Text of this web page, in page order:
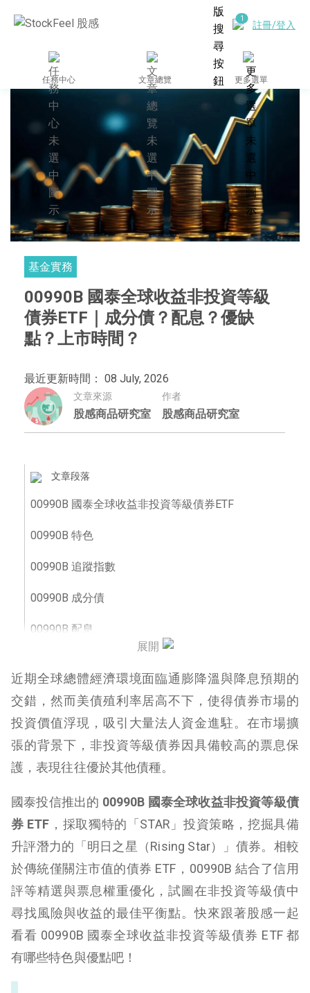
註冊/登入
任務中心 文章總覽 更多選單
基金實務
00990B 國泰全球收益非投資等級
債券ETF｜成分債？配息？優缺
點？上市時間？
最近更新時間： 08 July, 2026
文章來源
股感商品研究室
作者
股感商品研究室
文章段落
00990B 國泰全球收益非投資等級債券ETF
00990B 特色
00990B 追蹤指數
00990B 成分債
00990B 配息
00990B 募集時間
00990B 結論
展開
近期全球總體經濟環境面臨通膨降溫與降息預期的
交錯，然而美債殖利率居高不下，使得債券市場的
投資價值浮現，吸引大量法人資金進駐。在市場擴
張的背景下，非投資等級債券因具備較高的票息保
護，表現往往優於其他債種。
國泰投信推出的 00990B 國泰全球收益非投資等級債
券 ETF ，採取獨特的「STAR」投資策略，挖掘具備
升評潛力的「明日之星（Rising Star）」債券。相較
於傳統僅關注市值的債券 ETF，00990B 結合了信用
評等精選與票息權重優化，試圖在非投資等級債中
尋找風險與收益的最佳平衡點。快來跟著股感一起
看看 00990B 國泰全球收益非投資等級債券 ETF 都
有哪些特色與優點吧！